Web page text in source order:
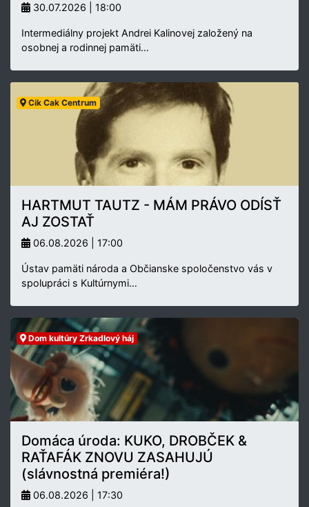
30.07.2026 | 18:00
Intermediálny projekt Andrei Kalinovej založený na
osobnej a rodinnej pamäti…
Cik Cak Centrum
HARTMUT TAUTZ - MÁM PRÁVO ODÍSŤ
AJ ZOSTAŤ
06.08.2026 | 17:00
Ústav pamäti národa a Občianske spoločenstvo vás v
spolupráci s Kultúrnymi…
Dom kultúry Zrkadlový háj
Domáca úroda: KUKO, DROBČEK &
RAŤAFÁK ZNOVU ZASAHUJÚ
(slávnostná premiéra!)
06.08.2026 | 17:30